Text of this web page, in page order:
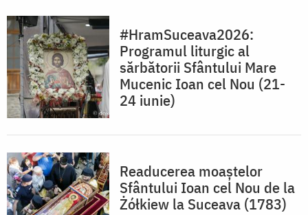
#HramSuceava2026:
Programul liturgic al
sărbătorii Sfântului Mare
Mucenic Ioan cel Nou (21-
24 iunie)
Readucerea moaștelor
Sfântului Ioan cel Nou de la
Żółkiew la Suceava (1783)